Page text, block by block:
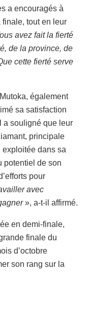
a encouragés à
tout en leur
avez fait la fierté
de la province, de
cette fierté serve
également
sa satisfaction
a souligné que leur
principale
dans sa
potentiel de son
pour
avec
», a-t-il affirmé.
en demi-finale,
finale du
d’octobre
son rang sur la